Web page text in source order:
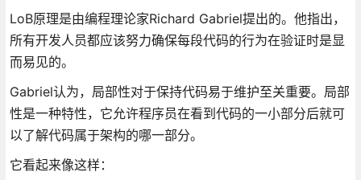
LoB原理是由编程理论家Richard Gabriel提出的。他指出，
所有开发人员都应该努力确保每段代码的行为在验证时是显
而易见的。
Gabriel认为，局部性对于保持代码易于维护至关重要。局部
性是一种特性，它允许程序员在看到代码的一小部分后就可
以了解代码属于架构的哪一部分。
它看起来像这样：